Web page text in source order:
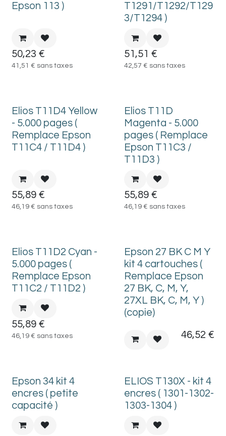
Epson 113 )
50,23 €
41,51 € sans taxes
T1291/T1292/T129
3/T1294 )
51,51 €
42,57 € sans taxes
Elios T11D4 Yellow
- 5.000 pages (
Remplace Epson
T11C4 / T11D4 )
55,89 €
46,19 € sans taxes
Elios T11D
Magenta - 5.000
pages ( Remplace
Epson T11C3 /
T11D3 )
55,89€
46,19€ sans taxes
Elios T11D2 Cyan -
5.000 pages (
Remplace Epson
T11C2 / T11D2 )
55,89 €
46,19 € sans taxes
Epson 27 BK C M Y
kit 4 cartouches (
Remplace Epson
27 BK, C, M, Y,
27XL BK, C, M, Y )
(copie)
46,52 €
Epson 34 kit 4
encres ( petite
capacité )
ELIOS T130X - kit 4
encres ( 1301-1302-
1303-1304 )